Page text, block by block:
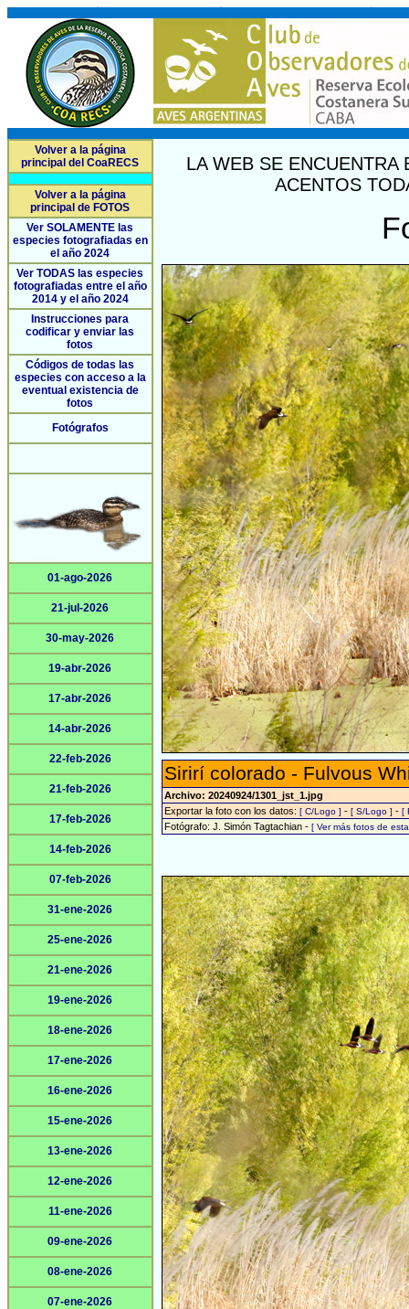
Volver a la página
principal del CoaRECS
Volver a la página
principal de FOTOS
Ver SOLAMENTE las
especies fotografiadas en
el año 2024
Ver TODAS las especies
fotografiadas entre el año
2014 y el año 2024
Instrucciones para
codificar y enviar las
fotos
Códigos de todas las
especies con acceso a la
eventual existencia de
fotos
Fotógrafos
01-ago-2026
21-jul-2026
30-may-2026
19-abr-2026
17-abr-2026
14-abr-2026
22-feb-2026
21-feb-2026
17-feb-2026
14-feb-2026
07-feb-2026
31-ene-2026
25-ene-2026
21-ene-2026
19-ene-2026
18-ene-2026
17-ene-2026
16-ene-2026
15-ene-2026
13-ene-2026
12-ene-2026
11-ene-2026
09-ene-2026
08-ene-2026
07-ene-2026
LA WEB SE
ACENTOS
Sirirí colorado - Fulvous
Archivo: 20240924/1301_jst_1.jpg
Exportar la foto con los datos: [ C/Logo ] - [ S/Logo ] - [
Fotógrafo: J. Simón Tagtachian - [ Ver más fotos de